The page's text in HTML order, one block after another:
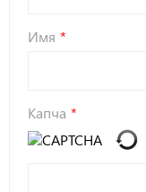
Имя
Капча